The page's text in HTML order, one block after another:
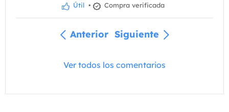
Útil • Compra verificada
Anterior Siguiente
Ver todos los comentarios